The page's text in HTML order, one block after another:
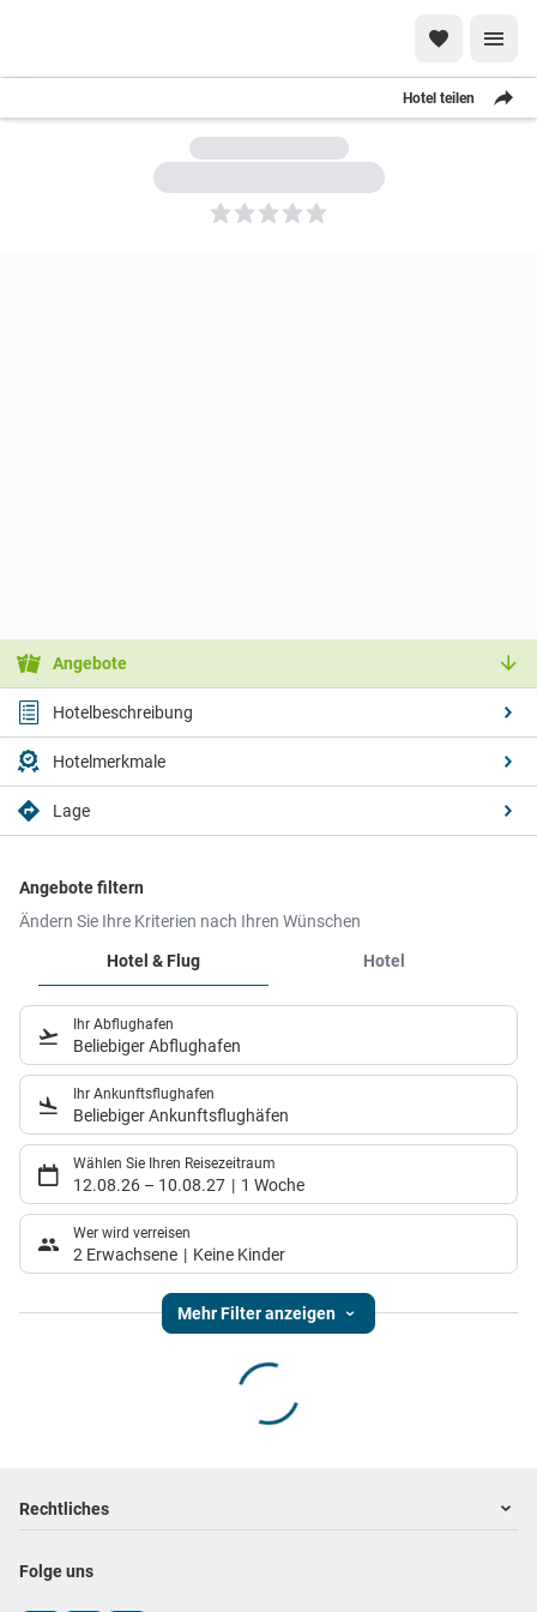
Hotel teilen
5
Angebote
Hotelbeschreibung
Hotelmerkmale
Lage
Angebote filtern
Ändern Sie Ihre Kriterien nach Ihren Wünschen
Hotel & Flug
Hotel
Ihr Abflughafen
Beliebiger Abflughafen
Ihr Ankunftsflughafen
Beliebiger Ankunftsflughäfen
Wählen Sie Ihren Reisezeitraum
12.08.26 – 10.08.27 1 Woche
Wer wird verreisen
2 Erwachsene Keine Kinder
Mehr Filter anzeigen
Footer navigation
Rechtliches
Folge uns